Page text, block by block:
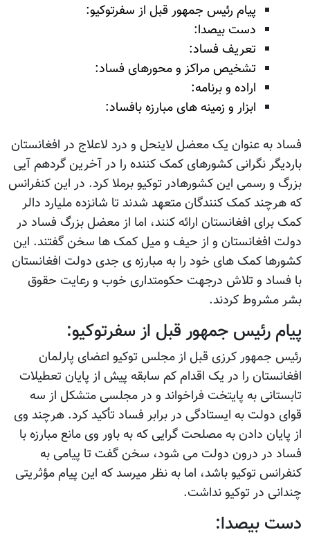
پیام رئیس جمهور قبل از سفرتوکیو:
دست بیصدا:
تعریف فساد:
تشخیص مراکز و محورهای فساد:
اراده و برنامه:
ابزار و زمینه های مبارزه بافساد:
فساد به عنوان یک معضل لاینحل و درد لاعلاج در افغانستان
باردیگر نگرانی کشورهای کمک کننده را در آخرین گردهم آیی
بزرگ و رسمی این کشورهادر توکیو برملا کرد. در این کنفرانس
که هرچند کمک کنندگان متعهد شدند تا شانزده ملیارد دالر
کمک برای افغانستان ارائه کنند، اما از معضل بزرگ فساد در
دولت افغانستان و از حیف و میل کمک ها سخن گفتند. این
کشورها کمک های خود را به مبارزه ی جدی دولت افغانستان
با فساد و تلاش درجهت حکومتداری خوب و رعایت حقوق
بشر مشروط کردند.
پیام رئیس جمهور قبل از سفرتوکیو:
رئیس جمهور کرزی قبل از مجلس توکیو اعضای پارلمان
افغانستان را در یک اقدام کم سابقه پیش از پایان تعطیلات
تابستانی به پایتخت فراخواند و در مجلسی متشکل از سه
قوای دولت به ایستادگی در برابر فساد تأکید کرد. هرچند وی
از پایان دادن به مصلحت گرایی که به باور وی مانع مبارزه با
فساد در درون دولت می شود، سخن گفت تا پیامی به
کنفرانس توکیو باشد، اما به نظر میرسد که این پیام مؤثریتی
چندانی در توکیو نداشت.
دست بیصدا: